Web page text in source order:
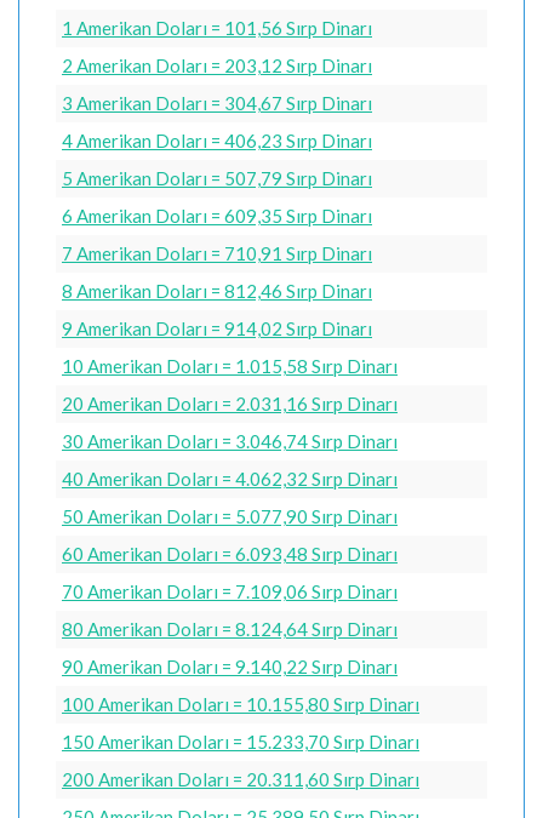
1 Amerikan Doları = 101,56 Sırp Dinarı
2 Amerikan Doları = 203,12 Sırp Dinarı
3 Amerikan Doları = 304,67 Sırp Dinarı
4 Amerikan Doları = 406,23 Sırp Dinarı
5 Amerikan Doları = 507,79 Sırp Dinarı
6 Amerikan Doları = 609,35 Sırp Dinarı
7 Amerikan Doları = 710,91 Sırp Dinarı
8 Amerikan Doları = 812,46 Sırp Dinarı
9 Amerikan Doları = 914,02 Sırp Dinarı
10 Amerikan Doları = 1.015,58 Sırp Dinarı
20 Amerikan Doları = 2.031,16 Sırp Dinarı
30 Amerikan Doları = 3.046,74 Sırp Dinarı
40 Amerikan Doları = 4.062,32 Sırp Dinarı
50 Amerikan Doları = 5.077,90 Sırp Dinarı
60 Amerikan Doları = 6.093,48 Sırp Dinarı
70 Amerikan Doları = 7.109,06 Sırp Dinarı
80 Amerikan Doları = 8.124,64 Sırp Dinarı
90 Amerikan Doları = 9.140,22 Sırp Dinarı
100 Amerikan Doları = 10.155,80 Sırp Dinarı
150 Amerikan Doları = 15.233,70 Sırp Dinarı
200 Amerikan Doları = 20.311,60 Sırp Dinarı